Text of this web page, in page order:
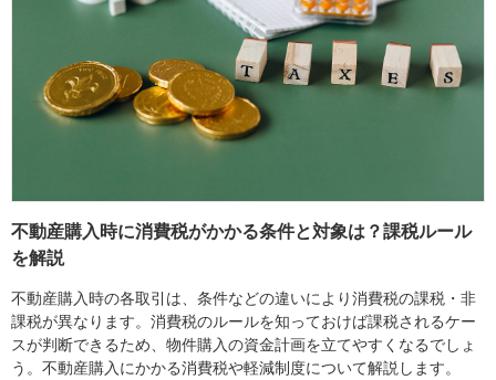
不動産購入時に消費税がかかる条件と対象は？課税ルール
を解説
不動産購入時の各取引は、条件などの違いにより消費税の課税・非
課税が異なります。消費税のルールを知っておけば課税されるケー
スが判断できるため、物件購入の資金計画を立てやすくなるでしょ
う。不動産購入にかかる消費税や軽減制度について解説します。